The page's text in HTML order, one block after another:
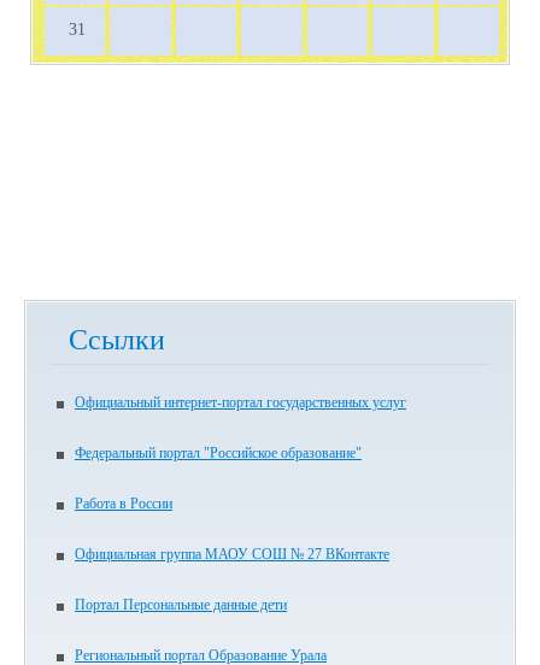
31
Ссылки
Официальный интернет-портал государственных услуг
Федеральный портал "Российское образование"
Работа в России
Официальная группа МАОУ СОШ № 27 ВКонтакте
Портал Персональные данные дети
Региональный портал Образование Урала